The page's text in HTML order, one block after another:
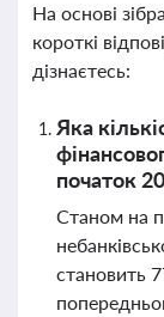
На основі
короткі
дізнаєтесь:
Яка
початок
Станом на
становить